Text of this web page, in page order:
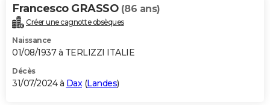
Francesco GRASSO (86 ans)
Créer une cagnotte obsèques
Naissance
01/08/1937 à TERLIZZI ITALIE
Décès
31/07/2024 à Dax(Landes)